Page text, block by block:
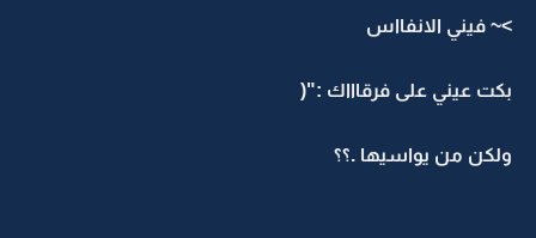
>~ فيني الانفااس
بكت عيني على فرقاااك :"(
ولكن من يواسيها .؟؟